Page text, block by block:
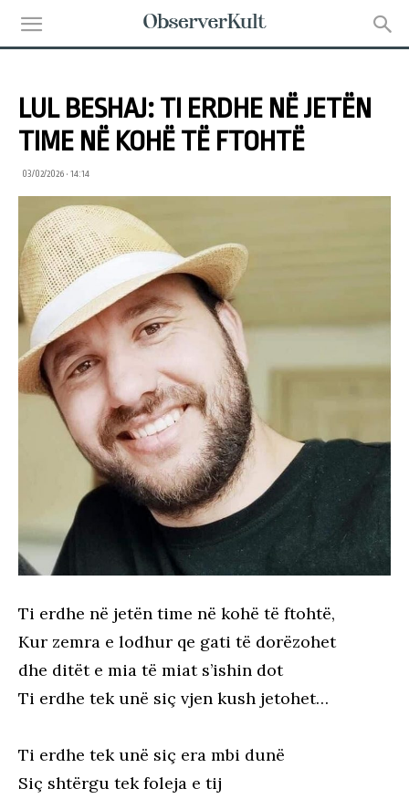
LUL BESHAJ: TI ERDHE NË JETËN
TIME NË KOHË TË FTOHTË
03/02/2026 • 14:14
Ti erdhe në jetën time në kohë të ftohtë,
Kur zemra e lodhur qe gati të dorëzohet
dhe ditët e mia të miat s’ishin dot
Ti erdhe tek unë siç vjen kush jetohet…
Ti erdhe tek unë siç era mbi dunë
Siç shtërgu tek foleja e tij